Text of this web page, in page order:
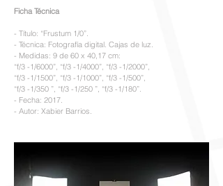
Ficha Técnica
- Título: “Frustum 1/0”.
- Técnica: Fotografía digital. Cajas de luz.
- Medidas: 9 de 60 x 40,17 cm:
“f/3 -1/6000”, “f/3 -1/4000”, “f/3 -1/2000”,
“f/3 -1/1500”, “f/3 -1/1000”, “f/3 -1/500”,
“f/3 -1/350 ”, “f/3 -1/250 ”, “f/3 -1/180”.
- Fecha: 2017.
- Autor: Xabier Barrios.